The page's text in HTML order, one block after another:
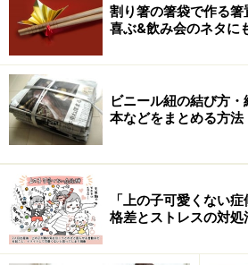
1 子供自身の評価を聞く
割り箸の箸袋で作る
喜ぶ&飲み会のネタに
ビニール紐の結び方
本などをまとめる方法
「上の子可愛くない
格差とストレスの対処